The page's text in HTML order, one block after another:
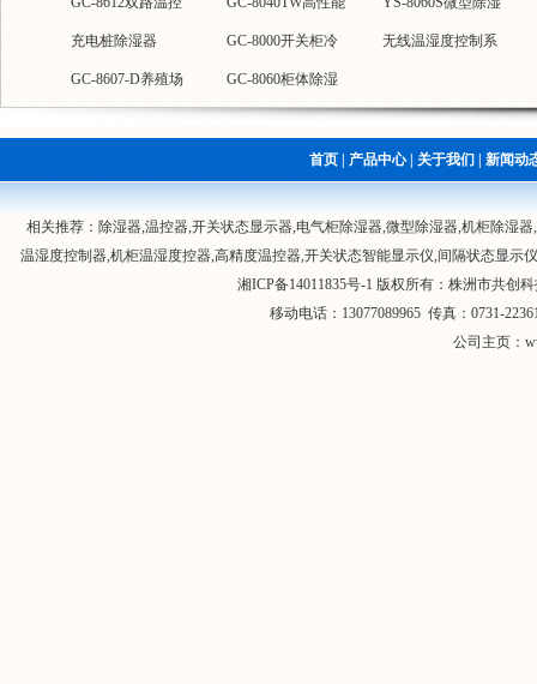
GC-8609温控器
GC-8070T电气柜除湿器
控制器 温湿度控制器 除湿器
控器 温控仪 仪
YS-8030开关柜抽
湿器
CSL-8060除湿器 充电桩除湿器
GC-8040T端子箱除 YS-8060开关柜智
能除湿装置 温湿度控制器
GC-8070T电气柜除 GC-8060TW电气柜
智能控温抽湿器
首页 产品中心| 关于我们 新闻动
相关推荐：除湿器,温控器,开关状态显示器,电气柜除湿器,微型除湿器,机柜除湿器,
温湿度控制器,机柜温湿度控器,高精度温控器,开关状态智能显示仪,间隔状态显示仪
湘ICP备14011835号-1 版权所有： 株洲市共创
移动电话：13077089965 传真：0731-
公司主页：